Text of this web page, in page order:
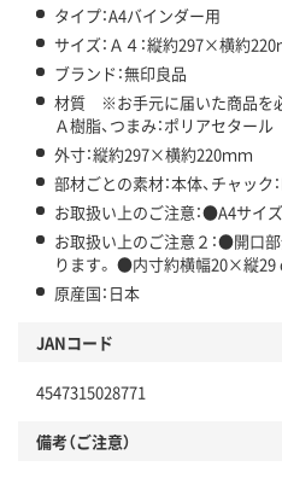
タイプ：A4バインダー用
サイズ：Ａ４：縦約297×横約220
ブランド：無印良品
材質 ※お手元に届いた商品を必
Ａ樹脂、つまみ：ポリアセタール
外寸：縦約297×横約220ｍｍ
部材ごとの素材：本体、チャック
お取扱い上のご注意：●A4サイ
お取扱い上のご注意２：●開口
ります。 ●内寸約横幅20×縦29
原産国：日本
JANコード
4547315028771
備考（ご注意）